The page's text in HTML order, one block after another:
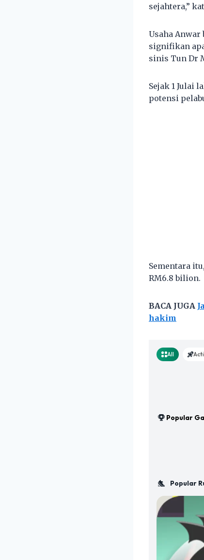
sejahtera,”
Usaha
signifikan
sinis Tun Dr
Sejak 1 Julai
potensi
Sementara
RM6.8 bilion.
BACA JUGA
hakim